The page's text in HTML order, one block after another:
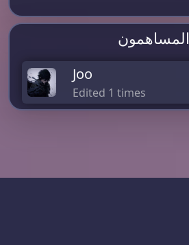
المساهمون
Joo
Edited 1 times